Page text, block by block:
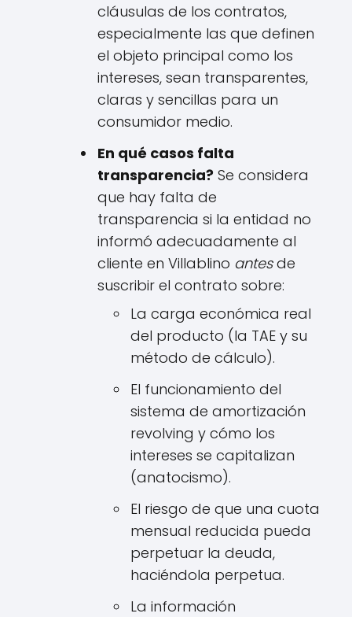
cláusulas de los contratos,
especialmente las que definen
el objeto principal como los
intereses, sean transparentes,
claras y sencillas para un
consumidor medio.
En qué casos falta
transparencia? Se considera
que hay falta de
transparencia si la entidad no
informó adecuadamente al
cliente en Villablino antesde
suscribir el contrato sobre:
La carga económica real
del producto (la TAE y su
método de cálculo).
El funcionamiento del
sistema de amortización
revolving y cómo los
intereses se capitalizan
(anatocismo).
El riesgo de que una cuota
mensual reducida pueda
perpetuar la deuda,
haciéndola perpetua.
La información